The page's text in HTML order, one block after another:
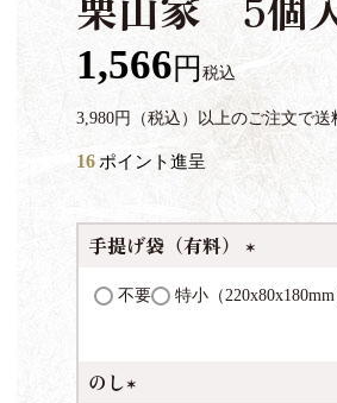
1,566 税込
3,980円（税込）以上のご注文で送
16 ポイント進呈
手提げ袋（有料）
(
必
不要 特小（
のし